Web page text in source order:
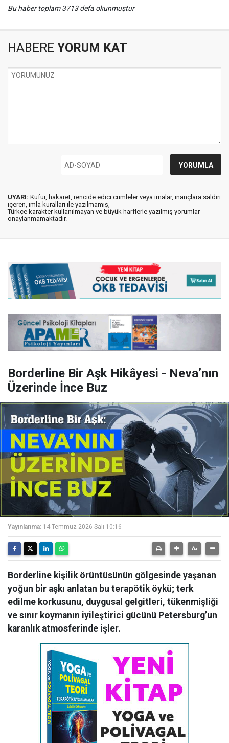
Bu haber toplam 3713 defa okunmuştur
HABERE YORUM KAT
UYARI: Küfür, hakaret, rencide edici cümleler veya imalar, inançlara saldırı
içeren, imla kuralları ile yazılmamış,
Türkçe karakter kullanılmayan ve büyük harflerle yazılmış yorumlar
onaylanmamaktadır.
Borderline Bir Aşk Hikâyesi - Neva’nın
Üzerinde İnce Buz
Yayınlanma: 14 Temmuz 2026 Salı 10:16
Borderline kişilik örüntüsünün gölgesinde yaşanan
yoğun bir aşkı anlatan bu terapötik öykü; terk
edilme korkusunu, duygusal gelgitleri, tükenmişliği
ve sınır koymanın iyileştirici gücünü Petersburg’un
karanlık atmosferinde işler.